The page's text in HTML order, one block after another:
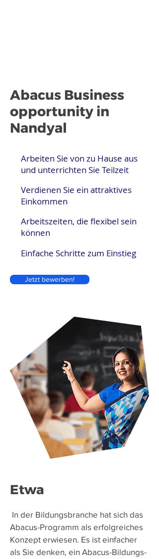
Abacus Business
opportunity in
Nandyal
Arbeiten Sie von zu Hause aus
und unterrichten Sie Teilzeit
Verdienen Sie ein attraktives
Einkommen
Arbeitszeiten, die flexibel sein
können
Einfache Schritte zum Einstieg
Jetzt bewerben!
Etwa
In der Bildungsbranche hat sich das
Abacus-Programm als erfolgreiches
Konzept erwiesen. Es ist einfacher
als Sie denken, ein Abacus-Bildungs-